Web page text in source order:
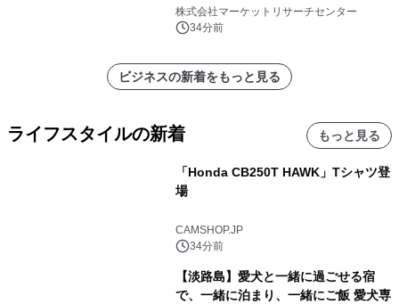
距離LiDARシステム、中距離LiDARシ
ステム、短距離LiDARシステム）・分
株式会社マーケットリサーチセンター
34分前
ビジネスの新着をもっと見る
ライフスタイルの新着 もっと見る
「Honda CB250T HAWK」Tシャツ登
場
CAMSHOP.JP
34分前
【淡路島】愛犬と一緒に過ごせる宿
で、一緒に泊まり、一緒にご飯 愛犬専